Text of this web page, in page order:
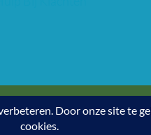
| Padberglaan 10 6711PD,